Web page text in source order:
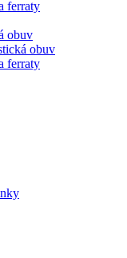
ferraty
obuv
obuv
ferraty